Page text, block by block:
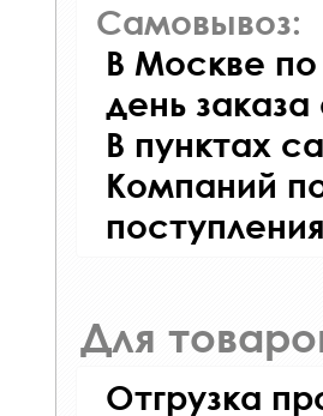
Самовывоз:
В Москве
день
В пунктах
Компаний
Для
Отгрузка